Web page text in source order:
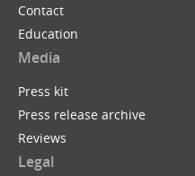
Contact
Education
Media
Press kit
Press release archive
Reviews
Legal